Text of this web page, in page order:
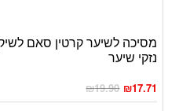
מסיכה לשיער קרטין סאם
נזקי שיער
₪19.90 ₪17.71